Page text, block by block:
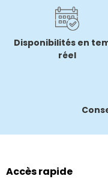
Disponibilités en
réel
Accès rapide